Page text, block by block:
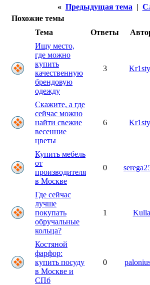
« Предыдущая тема |
Похожие темы
Тема
Ответы
Ищу место,
где можно
купить
качественную
брендовую
одежду
3
Скажите, а где
сейчас можно
найти свежие
весенние
цветы
6
Купить мебель
от
производителя
в Москве
0
Где сейчас
лучше
покупать
обручальные
кольца?
1 Kulla
Костяной
фарфор:
купить посуду
в Москве и
СПб
0